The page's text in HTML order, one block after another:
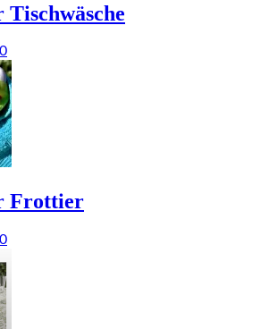
0
Frottier
0